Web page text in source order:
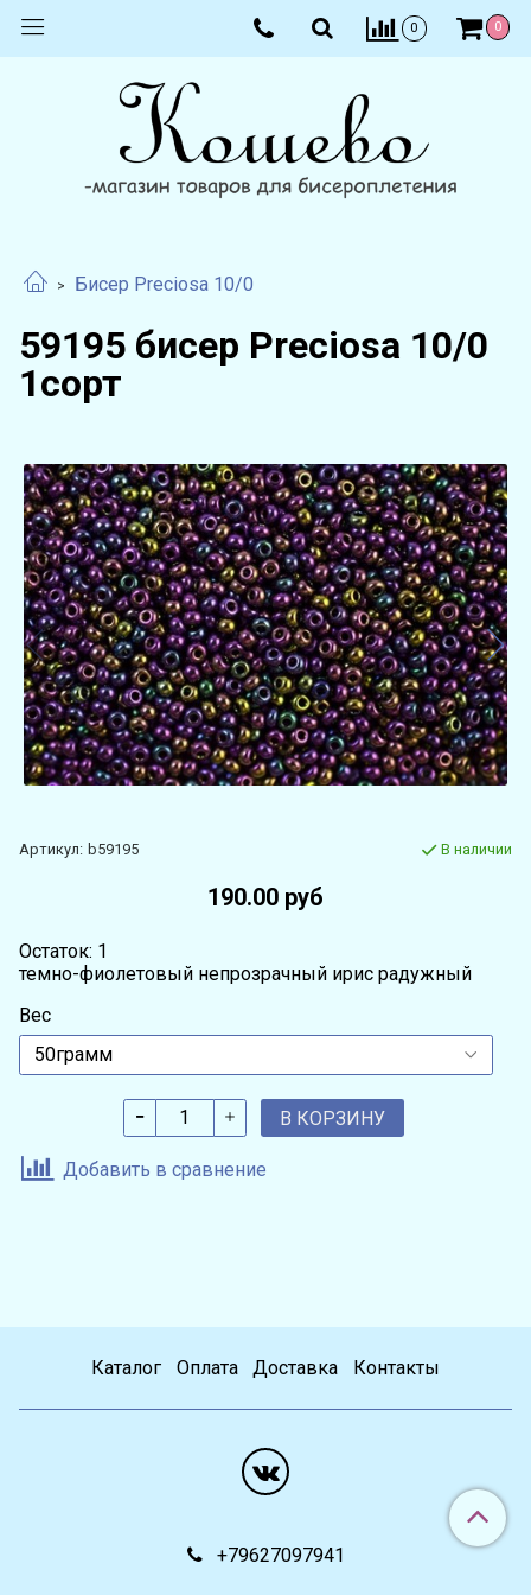
0 0
Бисер Preciosa 10/0
59195 бисер Preciosa 10/0
1сорт
Артикул: b59195 В наличии
190.00 руб
Остаток: 1
темно-фиолетовый непрозрачный ирис радужный
Вес
В КОРЗИНУ
Добавить в сравнение
Каталог Оплата Доставка Контакты
+79627097941